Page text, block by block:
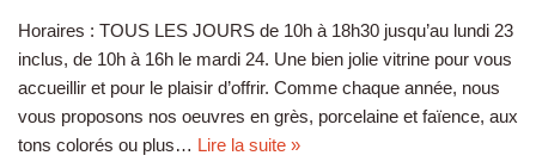
Horaires : TOUS LES JOURS de 10h à 18h30 jusqu’au lundi 23
inclus, de 10h à 16h le mardi 24. Une bien jolie vitrine pour vous
accueillir et pour le plaisir d’offrir. Comme chaque année, nous
vous proposons nos oeuvres en grès, porcelaine et faïence, aux
tons colorés ou plus… Lire la suite »